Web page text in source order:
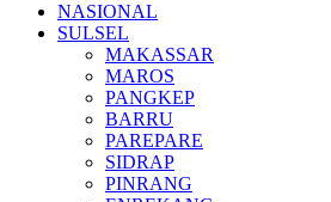
NASIONAL
SULSEL
MAKASSAR
MAROS
PANGKEP
BARRU
PAREPARE
SIDRAP
PINRANG